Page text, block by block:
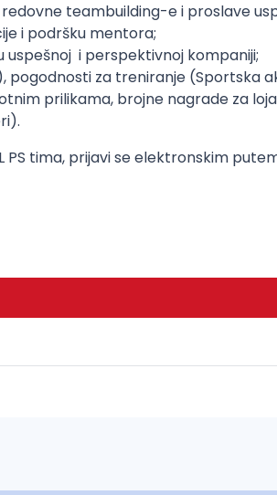
teambuilding-e i proslave
i podršku mentora;
i perspektivnoj kompaniji;
za treniranje (Sportska
prilikama, brojne nagrade za
PS tima, prijavi se elektronskim